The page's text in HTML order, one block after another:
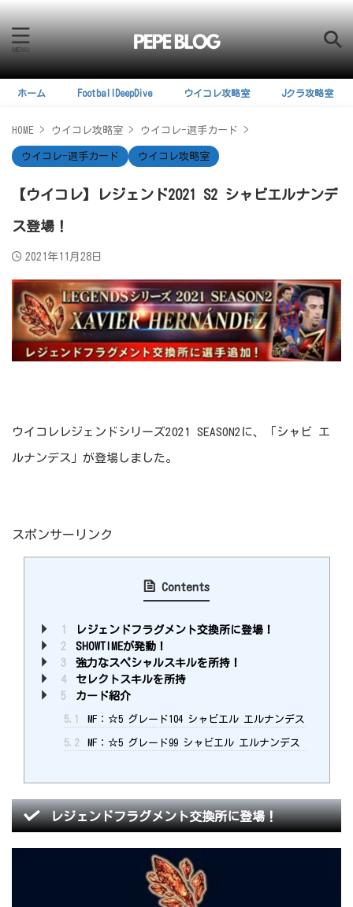
ホーム FootballDeepDive ウイコレ攻略室 Jクラ攻略室
HOME > ウイコレ攻略室 > ウイコレ-選手カード >
ウイコレ-選手カード ウイコレ攻略室
【ウイコレ】レジェンド2021 S2 シャビエルナンデ
ス登場！
2021年11月28日
ウイコレレジェンドシリーズ2021 SEASON2に、「シャビ エ
ルナンデス」が登場しました。
スポンサーリンク
Contents
1
レジェンドフラグメント交換所に登場！
2
SHOWTIMEが発動！
3
強力なスペシャルスキルを所持！
4
セレクトスキルを所持
5
カード紹介
5.1 MF：☆5 グレード104 シャビエル エルナンデス
5.2 MF：☆5 グレード99 シャビエル エルナンデス
レジェンドフラグメント交換所に登場！